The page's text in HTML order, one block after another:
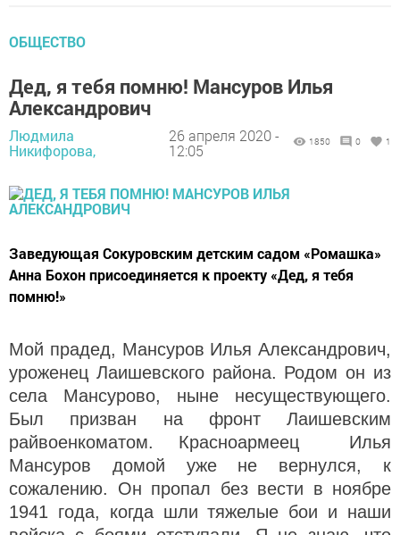
ОБЩЕСТВО
Дед, я тебя помню! Мансуров Илья
Александрович
Людмила
Никифорова,
26 апреля 2020 -
12:05
1850 0 1
Заведующая Сокуровским детским садом «Ромашка»
Анна Бохон присоединяется к проекту «Дед, я тебя
помню!»
Мой прадед, Мансуров Илья Александрович,
уроженец Лаишевского района. Родом он из
села Мансурово, ныне несуществующего.
Был призван на фронт Лаишевским
райвоенкоматом. Красноармеец Илья
Мансуров домой уже не вернулся, к
сожалению. Он пропал без вести в ноябре
1941 года, когда шли тяжелые бои и наши